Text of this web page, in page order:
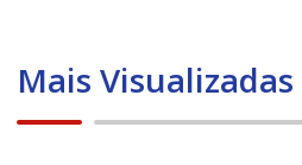
Mais Visualizadas